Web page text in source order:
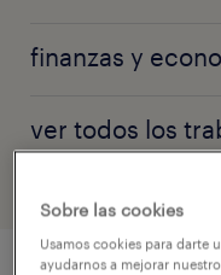
finanzas y
ver todos los
Sobre las cookies
Usamos cookies para darte
ayudarnos a mejorar